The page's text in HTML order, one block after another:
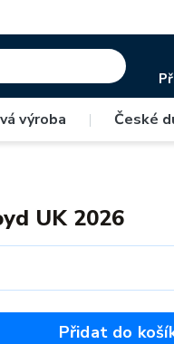
výroba | České
UK 2026
Přidat do